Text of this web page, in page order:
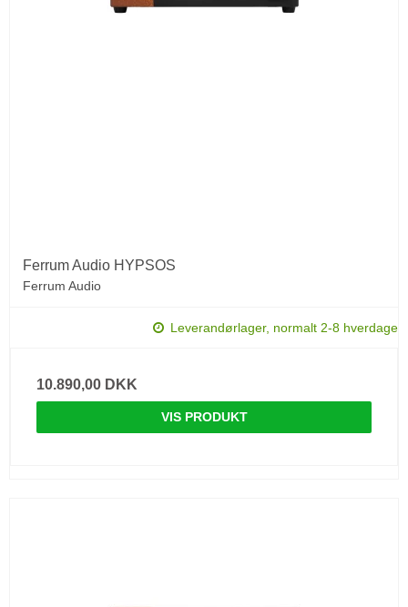
Ferrum Audio HYPSOS
Ferrum Audio
Leverandørlager, normalt 2-8 hverdage
10.890,00 DKK
VIS PRODUKT